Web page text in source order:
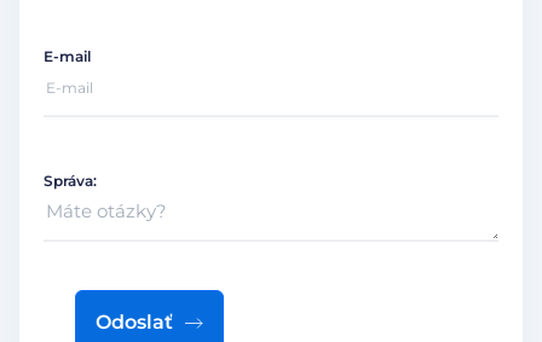
E-mail
Správa:
Odoslať